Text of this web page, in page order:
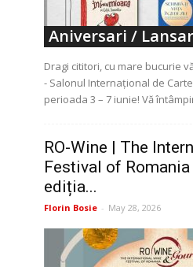
Aniversari /
Dragi cititori, cu mare bucurie
- Salonul Internațional de
perioada 3 – 7 iunie! Vă
RO-Wine | The
Festival of
ediția...
Florin Bosie - May 28, 2026